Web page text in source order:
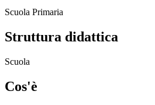
Scuola Primaria
Struttura didattica
Scuola
Cos'è